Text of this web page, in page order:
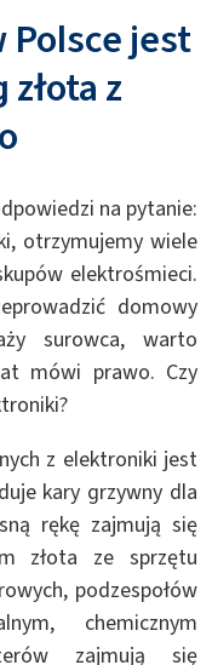
Polsce jest
z
na pytanie:
otrzymujemy wiele
elektrośmieci.
domowy
surowca, warto
mówi prawo. Czy
z elektroniki jest
kary grzywny dla
rękę zajmują się
złota ze sprzętu
podzespołów
chemicznym
zajmują się